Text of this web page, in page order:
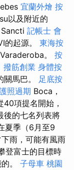
宜蘭外燴 按
以及附近的
記帳士 會
的起源。 東海按
。 按
撥筋創業 身體按
馬巴。 足底按
照過期 Boca，
項提名開始，
後的七名列表將
夏季（6月至9
雨，可能有風雨
登富士的目標時
。 子母車 桃園